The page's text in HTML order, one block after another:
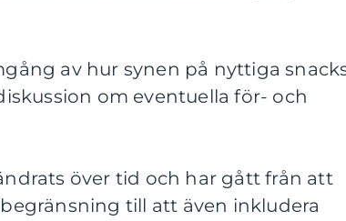
av hur synen på nyttiga
om eventuella för- och
över tid och har gått från att
till att även inkludera